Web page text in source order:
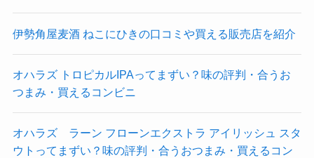
伊勢角屋麦酒 ねこにひきの口コミや買える販売店を紹介
オハラズ トロピカルIPAってまずい？味の評判・合うお
つまみ・買えるコンビニ
オハラズ ラーン フローンエクストラ アイリッシュ スタ
ウトってまずい？味の評判・合うおつまみ・買えるコン